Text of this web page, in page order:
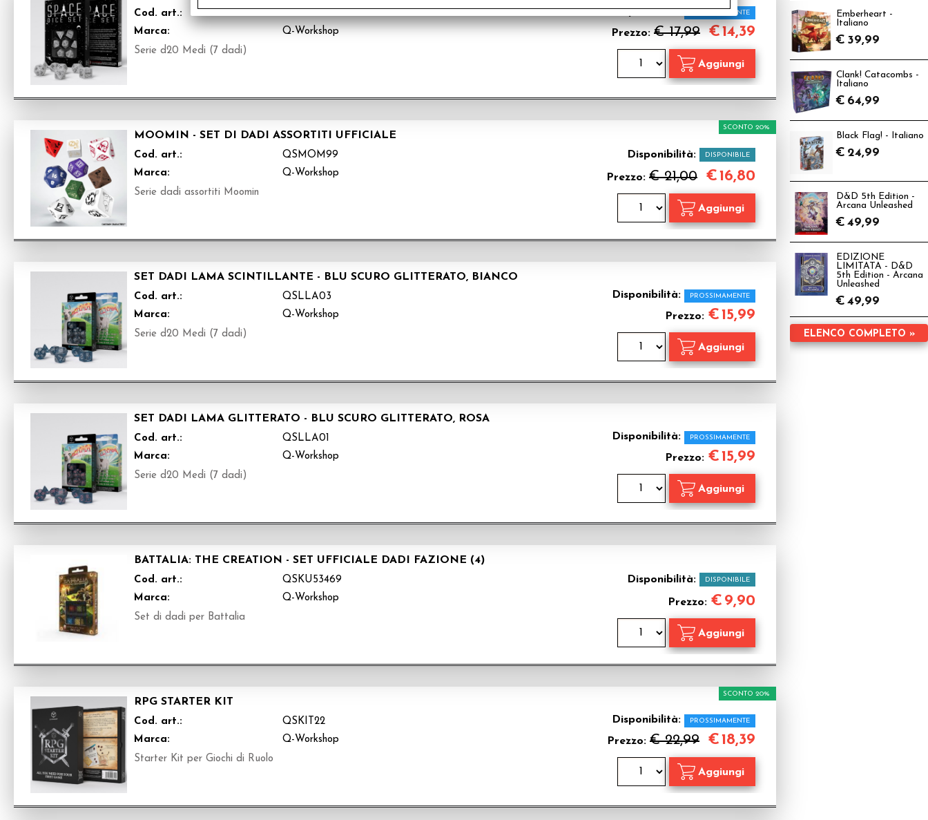
Cod. art.:
QSSPA02
Marca:
Q-Workshop
Serie d20 Medi (7 dadi)
Disponibilità: PROSSIMAMENTE
Prezzo: € 17,99 €14,39
MOOMIN - SET DI DADI ASSORTITI UFFICIALE
Cod. art.:
QSMOM99
Marca:
Q-Workshop
Serie dadi assortiti Moomin
Disponibilità: DISPONIBILE
Prezzo: € 21,00
SCONTO 20%
€16,80
SET DADI LAMA SCINTILLANTE - BLU SCURO GLITTERATO, BIANCO
Cod. art.:
QSLLA03
Marca:
Q-Workshop
Serie d20 Medi (7 dadi)
Disponibilità: PROSSIMAMENTE
Prezzo: €15,99
SET DADI LAMA GLITTERATO - BLU SCURO GLITTERATO, ROSA
Cod. art.:
QSLLA01
Marca:
Q-Workshop
Serie d20 Medi (7 dadi)
Disponibilità: PROSSIMAMENTE
Prezzo: €15,99
BATTALIA: THE CREATION - SET UFFICIALE DADI FAZIONE (4)
Cod. art.:
QSKU53469
Marca:
Q-Workshop
Set di dadi per Battalia
Disponibilità: DISPONIBILE
Prezzo: € 9,90
RPG STARTER KIT
Cod. art.:
QSKIT22
Marca:
Q-Workshop
Starter Kit per Giochi di Ruolo
Disponibilità: PROSSIMAMENTE
Prezzo: € 22,99
SCONTO 20%
€18,39
Emberheart -
Italiano
€ 39,99
Clank! Catacombs -
Italiano
€ 64,99
Black Flag! - Italiano
€ 24,99
D&D 5th Edition -
Arcana Unleashed
€ 49,99
EDIZIONE
LIMITATA - D&D
5th Edition - Arcana
Unleashed
€ 49,99
ELENCO COMPLETO »